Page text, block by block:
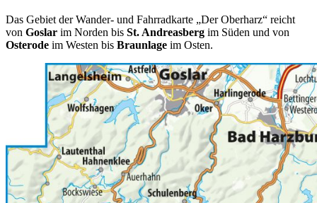
Das Gebiet der Wander- und Fahrradkarte „Der Oberharz“ reicht
von Goslar im Norden bis St. Andreasberg im Süden und von
Osterode im Westen bis Braunlage im Osten.